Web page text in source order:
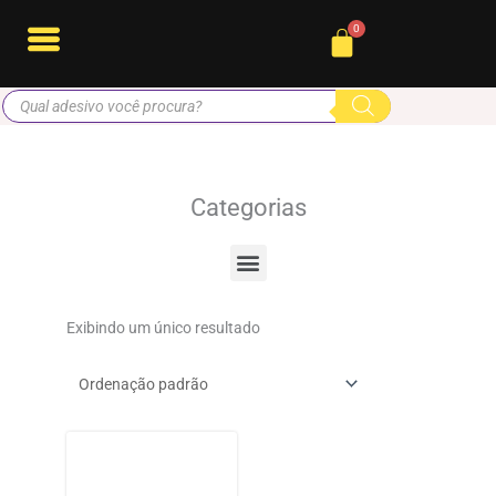
para
conteúdo
Cart
Pesquisar
produtos
Categorias
Menu
Exibindo um único resultado